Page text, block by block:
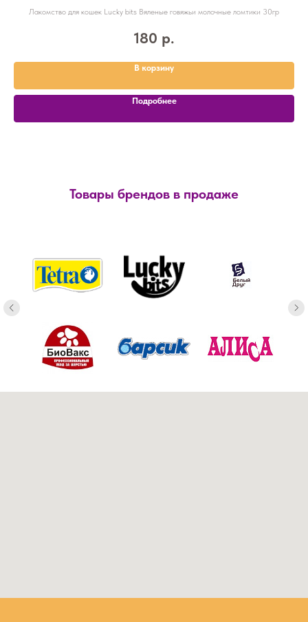
Лакомство для кошек Lucky bits Вяленые говяжьи молочные ломтики 30гр
180 р.
В корзину
Подробнее
Товары брендов в продаже